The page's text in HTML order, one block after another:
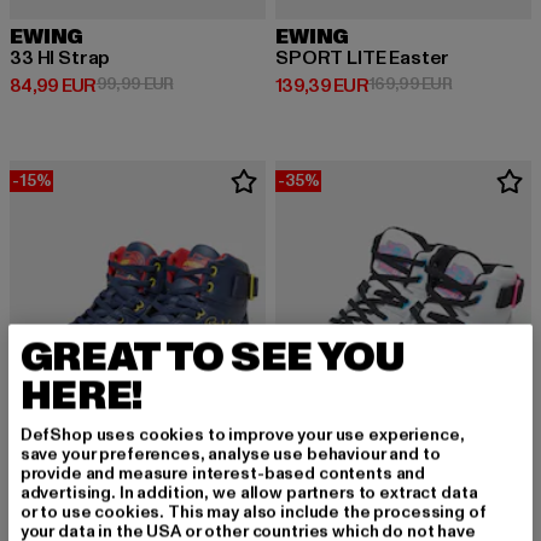
EWING
33 HI Strap
84,99 EUR
Derzeitiger Preis: 84,99 EUR
99,99 EURAktionspreis: 99,99 EUR
EWING
SPORT LITE Easter
139,39 EUR
Derzeitiger Preis: 139,39 EUR
169,99 EUR
-15%
EWING
-35%
EWING
GREAT TO SEE YOU
HERE!
DefShop uses cookies to improve your use experience,
save your preferences, analyse use behaviour and to
provide and measure interest-based contents and
advertising. In addition, we allow partners to extract data
or to use cookies. This may also include the processing of
your data in the USA or other countries which do not have